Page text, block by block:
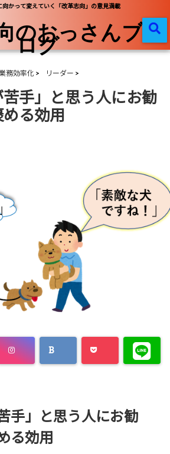
向かって変えていく「改革志向」の意見満載
のおっさんブ
ログ
務効率化 リーダー
苦手」と思う人にお勧
る効用
手」と思う人にお勧
る効用